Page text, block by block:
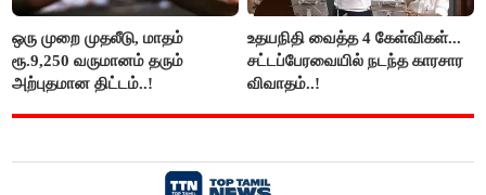
ஒரு முறை முதலீடு, மாதம்
ரூ.9,250 வருமானம் தரும்
அற்புதமான திட்டம்..!
உதயநிதி வைத்த 4 கேள்விகள்...
சட்டப்பேரவையில் நடந்த காரசார
விவாதம்..!